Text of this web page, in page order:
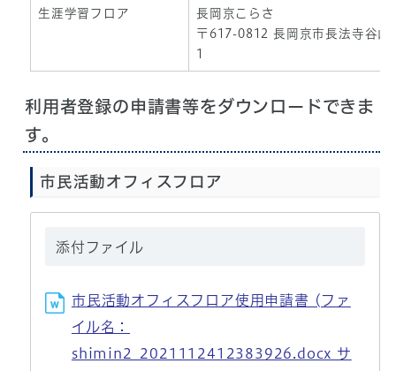
生涯学習フロア
長岡京こらさ
〒617-0812 長岡京市長法寺谷山
1
利用者登録の申請書等をダウンロードできま
す。
市民活動オフィスフロア
添付ファイル
市民活動オフィスフロア使用申請書 (ファ
イル名：
shimin2_2021112412383926.docx サ